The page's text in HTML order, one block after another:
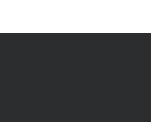
很溫馨 有過山車電動